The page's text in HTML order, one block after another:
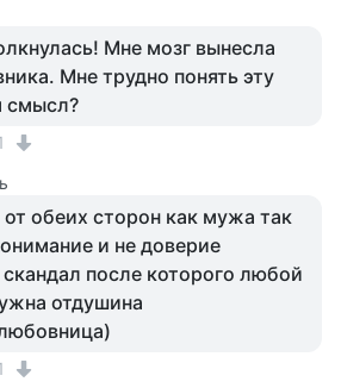
Мне мозг вынесла
Мне трудно понять эту
смысл?
от обеих сторон как мужа так
и не доверие
после которого любой
отдушина